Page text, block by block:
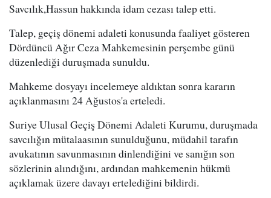
Savcılık,Hassun hakkında idam cezası talep etti.
Talep, geçiş dönemi adaleti konusunda faaliyet gösteren
Dördüncü Ağır Ceza Mahkemesinin perşembe günü
düzenlediği duruşmada sunuldu.
Mahkeme dosyayı incelemeye aldıktan sonra kararın
açıklanmasını 24 Ağustos'a erteledi.
Suriye Ulusal Geçiş Dönemi Adaleti Kurumu, duruşmada
savcılığın mütalaasının sunulduğunu, müdahil tarafın
avukatının savunmasının dinlendiğini ve sanığın son
sözlerinin alındığını, ardından mahkemenin hükmü
açıklamak üzere davayı ertelediğini bildirdi.